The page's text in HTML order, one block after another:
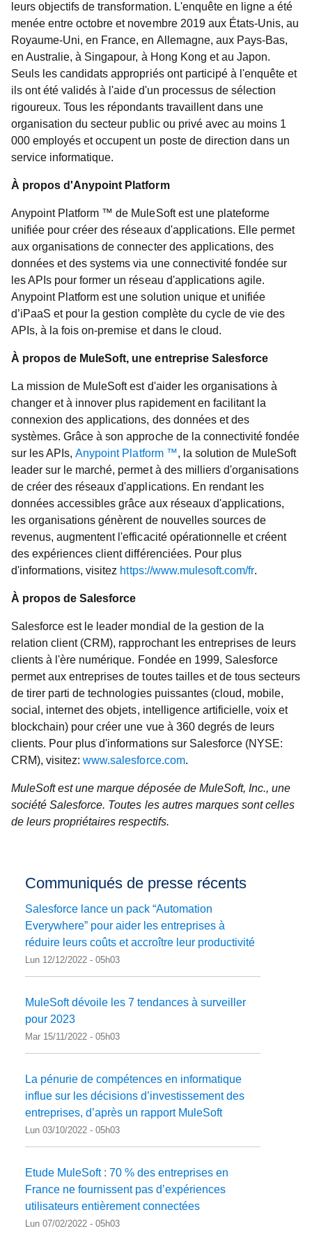
leurs objectifs de transformation. L'enquête en ligne a été
menée entre octobre et novembre 2019 aux États-Unis, au
Royaume-Uni, en France, en Allemagne, aux Pays-Bas,
en Australie, à Singapour, à Hong Kong et au Japon.
Seuls les candidats appropriés ont participé à l'enquête et
ils ont été validés à l'aide d'un processus de sélection
rigoureux. Tous les répondants travaillent dans une
organisation du secteur public ou privé avec au moins 1
000 employés et occupent un poste de direction dans un
service informatique.
À propos d'Anypoint Platform
Anypoint Platform ™ de MuleSoft est une plateforme
unifiée pour créer des réseaux d'applications. Elle permet
aux organisations de connecter des applications, des
données et des systems via une connectivité fondée sur
les APIs pour former un réseau d'applications agile.
Anypoint Platform est une solution unique et unifiée
d’iPaaS et pour la gestion complète du cycle de vie des
APIs, à la fois on-premise et dans le cloud.
À propos de MuleSoft, une entreprise Salesforce
La mission de MuleSoft est d'aider les organisations à
changer et à innover plus rapidement en facilitant la
connexion des applications, des données et des
systèmes. Grâce à son approche de la connectivité fondée
sur les APIs,Anypoint Platform ™, la solution de MuleSoft
leader sur le marché, permet à des milliers d'organisations
de créer des réseaux d'applications. En rendant les
données accessibles grâce aux réseaux d'applications,
les organisations génèrent de nouvelles sources de
revenus, augmentent l'efficacité opérationnelle et créent
des expériences client différenciées. Pour plus
d'informations, visitez https://www.mulesoft.com/fr.
À propos de Salesforce
Salesforce est le leader mondial de la gestion de la
relation client (CRM), rapprochant les entreprises de leurs
clients à l'ère numérique. Fondée en 1999, Salesforce
permet aux entreprises de toutes tailles et de tous secteurs
de tirer parti de technologies puissantes (cloud, mobile,
social, internet des objets, intelligence artificielle, voix et
blockchain) pour créer une vue à 360 degrés de leurs
clients. Pour plus d'informations sur Salesforce (NYSE:
CRM), visitez:www.salesforce.com.
MuleSoft est une marque déposée de MuleSoft, Inc., une
société Salesforce. Toutes les autres marques sont celles
de leurs propriétaires respectifs.
Communiqués de presse récents
Salesforce lance un pack “Automation
Everywhere” pour aider les entreprises à
réduire leurs coûts et accroître leur productivité
Lun 12/12/2022 - 05h03
MuleSoft dévoile les 7 tendances à surveiller
pour 2023
Mar 15/11/2022 - 05h03
La pénurie de compétences en informatique
influe sur les décisions d’investissement des
entreprises, d’après un rapport MuleSoft
Lun 03/10/2022 - 05h03
Etude MuleSoft : 70 % des entreprises en
France ne fournissent pas d’expériences
utilisateurs entièrement connectées
Lun 07/02/2022 - 05h03